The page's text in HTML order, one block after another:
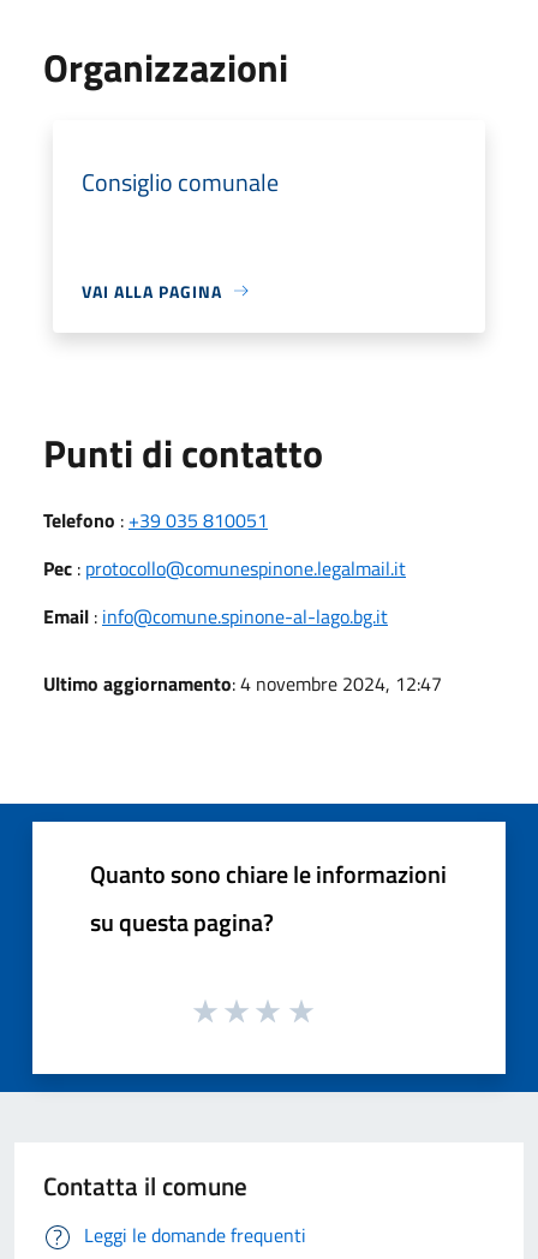
Organizzazioni
Consiglio comunale
VAI ALLA PAGINA
Punti di contatto
Telefono : +39 035 810051
Pec : protocollo@comunespinone.legalmail.it
Email : info@comune.spinone-al-lago.bg.it
Ultimo aggiornamento: 4 novembre 2024, 12:47
Quanto sono chiare le informazioni
su questa pagina?
Contatta il comune
Leggi le domande frequenti